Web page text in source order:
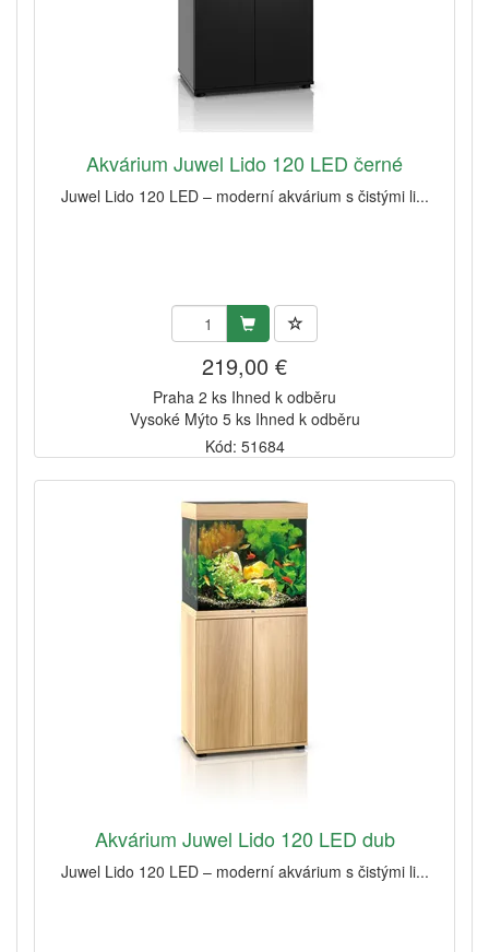
Akvárium Juwel Lido 120 LED černé
Juwel Lido 120 LED – moderní akvárium s čistými li...
219,00 €
Praha 2 ks Ihned k odběru
Vysoké Mýto 5 ks Ihned k odběru
Kód: 51684
Akvárium Juwel Lido 120 LED dub
Juwel Lido 120 LED – moderní akvárium s čistými li...